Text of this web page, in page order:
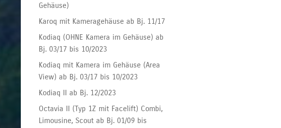
Gehäuse)
Karoq mit Kameragehäuse ab Bj. 11/17
Kodiaq (OHNE Kamera im Gehäuse) ab
Bj. 03/17 bis 10/2023
Kodiaq mit Kamera im Gehäuse (Area
View) ab Bj. 03/17 bis 10/2023
Kodiaq II ab Bj. 12/2023
Octavia II (Typ 1Z mit Facelift) Combi,
Limousine, Scout ab Bj. 01/09 bis